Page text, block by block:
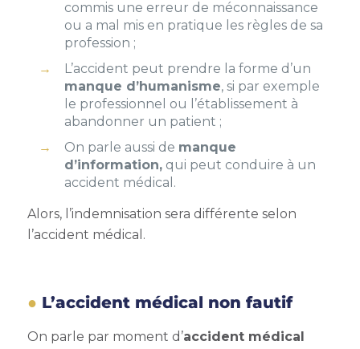
commis une erreur de méconnaissance
ou a mal mis en pratique les règles de sa
profession ;
L’accident peut prendre la forme d’un
manque d’humanisme, si par exemple
le professionnel ou l’établissement à
abandonner un patient ;
On parle aussi de manque
d’information,qui peut conduire à un
accident médical.
Alors, l’indemnisation sera différente selon
l’accident médical.
L’accident médical non fautif
On parle par moment d’accident médical